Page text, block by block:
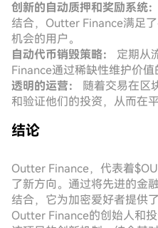
创新的自动质押和奖励系统：
结合，Outter Finance满足
机会的用户。
自动代币销毁策略：
定期从
Finance通过稀缺性维护价值
透明的运营：
随着交易在区
和验证他们的投资，从而在
结论
Outter Finance，代表着
了新方向。通过将先进的金
结合，它为加密爱好者提供
Outter Finance的创始人和